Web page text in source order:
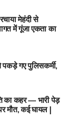
मेहंदी से
में गूंजा एकता का
पकड़े गए पुलिसकर्मी,
का कहर — भारी पेड़
मौत, कई घायल |